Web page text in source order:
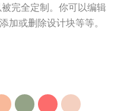
完全定制。你可以编辑
加或删除设计块等等。